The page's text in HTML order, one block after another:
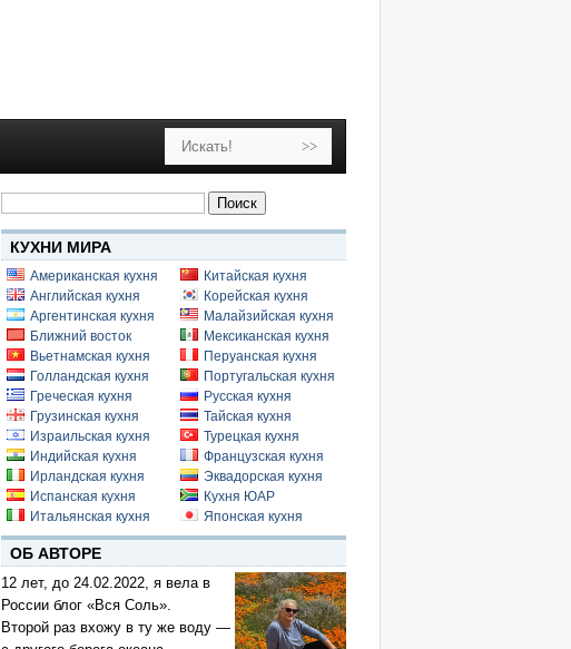
Найти:
КУХНИ МИРА
Американская кухня
Английская кухня
Аргентинская кухня
Ближний восток
Вьетнамская кухня
Голландская кухня
Греческая кухня
Грузинская кухня
Израильская кухня
Индийская кухня
Ирландская кухня
Испанская кухня
Итальянская кухня
Китайская кухня
Корейская кухня
Малайзийская кухня
Мексиканская кухня
Перуанская кухня
Португальская кухня
Русская кухня
Тайская кухня
Турецкая кухня
Французская кухня
Эквадорская кухня
Кухня ЮАР
Японская кухня
ОБ АВТОРЕ
12 лет, до 24.02.2022, я вела в
России блог «Вся Соль».
Второй раз вхожу в ту же воду —